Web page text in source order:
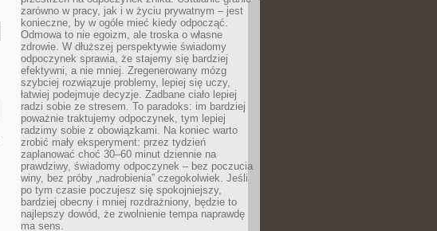
zarówno w pracy, jak i w życiu prywatnym – jest
konieczne, by w ogóle mieć kiedy odpocząć.
Odmowa to nie egoizm, ale troska o własne
zdrowie. W dłuższej perspektywie świadomy
odpoczynek sprawia, że stajemy się bardziej
efektywni, a nie mniej. Zregenerowany mózg
szybciej rozwiązuje problemy, lepiej się uczy,
łatwiej podejmuje decyzje. Zadbane ciało lepiej
radzi sobie ze stresem. To paradoks: im bardziej
poważnie traktujemy odpoczynek, tym lepiej
radzimy sobie z obowiązkami. Na koniec warto
zrobić mały eksperyment: przez tydzień
zaplanować choć 30–60 minut dziennie na
prawdziwy, świadomy odpoczynek – bez poczucia
winy, bez próby „nadrobienia” czegokolwiek. Jeśli
po tym czasie poczujesz się spokojniejszy,
bardziej obecny i mniej rozdrażniony, będzie to
najlepszy dowód, że zwolnienie tempa naprawdę
ma sens.